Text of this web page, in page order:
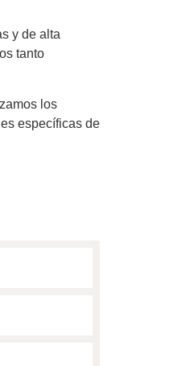
y de alta
tanto
los
específicas de